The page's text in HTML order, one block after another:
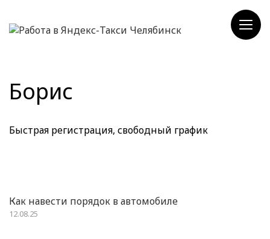
Борис
Быстрая регистрация, свободный график
Как навести порядок в автомобиле
12.08.25